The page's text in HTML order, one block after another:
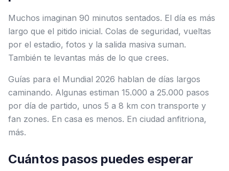
Muchos imaginan 90 minutos sentados. El día es más
largo que el pitido inicial. Colas de seguridad, vueltas
por el estadio, fotos y la salida masiva suman.
También te levantas más de lo que crees.
Guías para el Mundial 2026 hablan de días largos
caminando. Algunas estiman 15.000 a 25.000 pasos
por día de partido, unos 5 a 8 km con transporte y
fan zones. En casa es menos. En ciudad anfitriona,
más.
Cuántos pasos puedes esperar